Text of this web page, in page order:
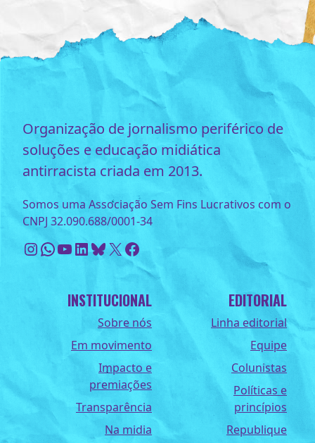
Organização de jornalismo periférico de
soluções e educação midiática
antirracista criada em 2013.
Somos uma Associação Sem Fins Lucrativos com o
CNPJ 32.090.688/0001-34
Instagram
WhatsApp
Youtube
LinkedIn
Bluesky
X Facebook
INSTITUCIONAL
Sobre nós
Em movimento
Impacto e
premiações
Transparência
Na midia
EDITORIAL
Linha editorial
Equipe
Colunistas
Políticas e
princípios
Republique